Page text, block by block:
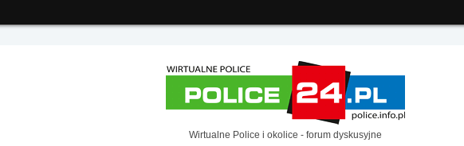
Wirtualne Police i okolice - forum dyskusyjne